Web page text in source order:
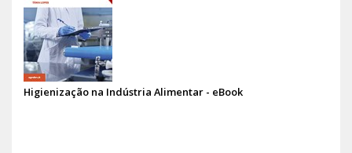
Higienização na Indústria Alimentar - eBook